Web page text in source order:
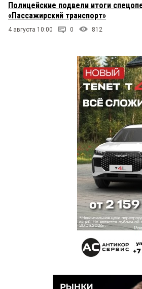
Полицейские подвели итоги
«Пассажирский транспорт»
4 августа 10:00 0 812